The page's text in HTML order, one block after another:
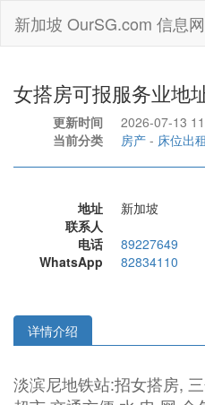
新加坡 OurSG.com 信息网
女搭房可报服务业地
更新时间
2026-07-13
当前分类
房产 - 床位出租
地址
新加坡
联系人
电话
89227649
WhatsApp
82834110
详情介绍
淡滨尼地铁站:招女搭房,